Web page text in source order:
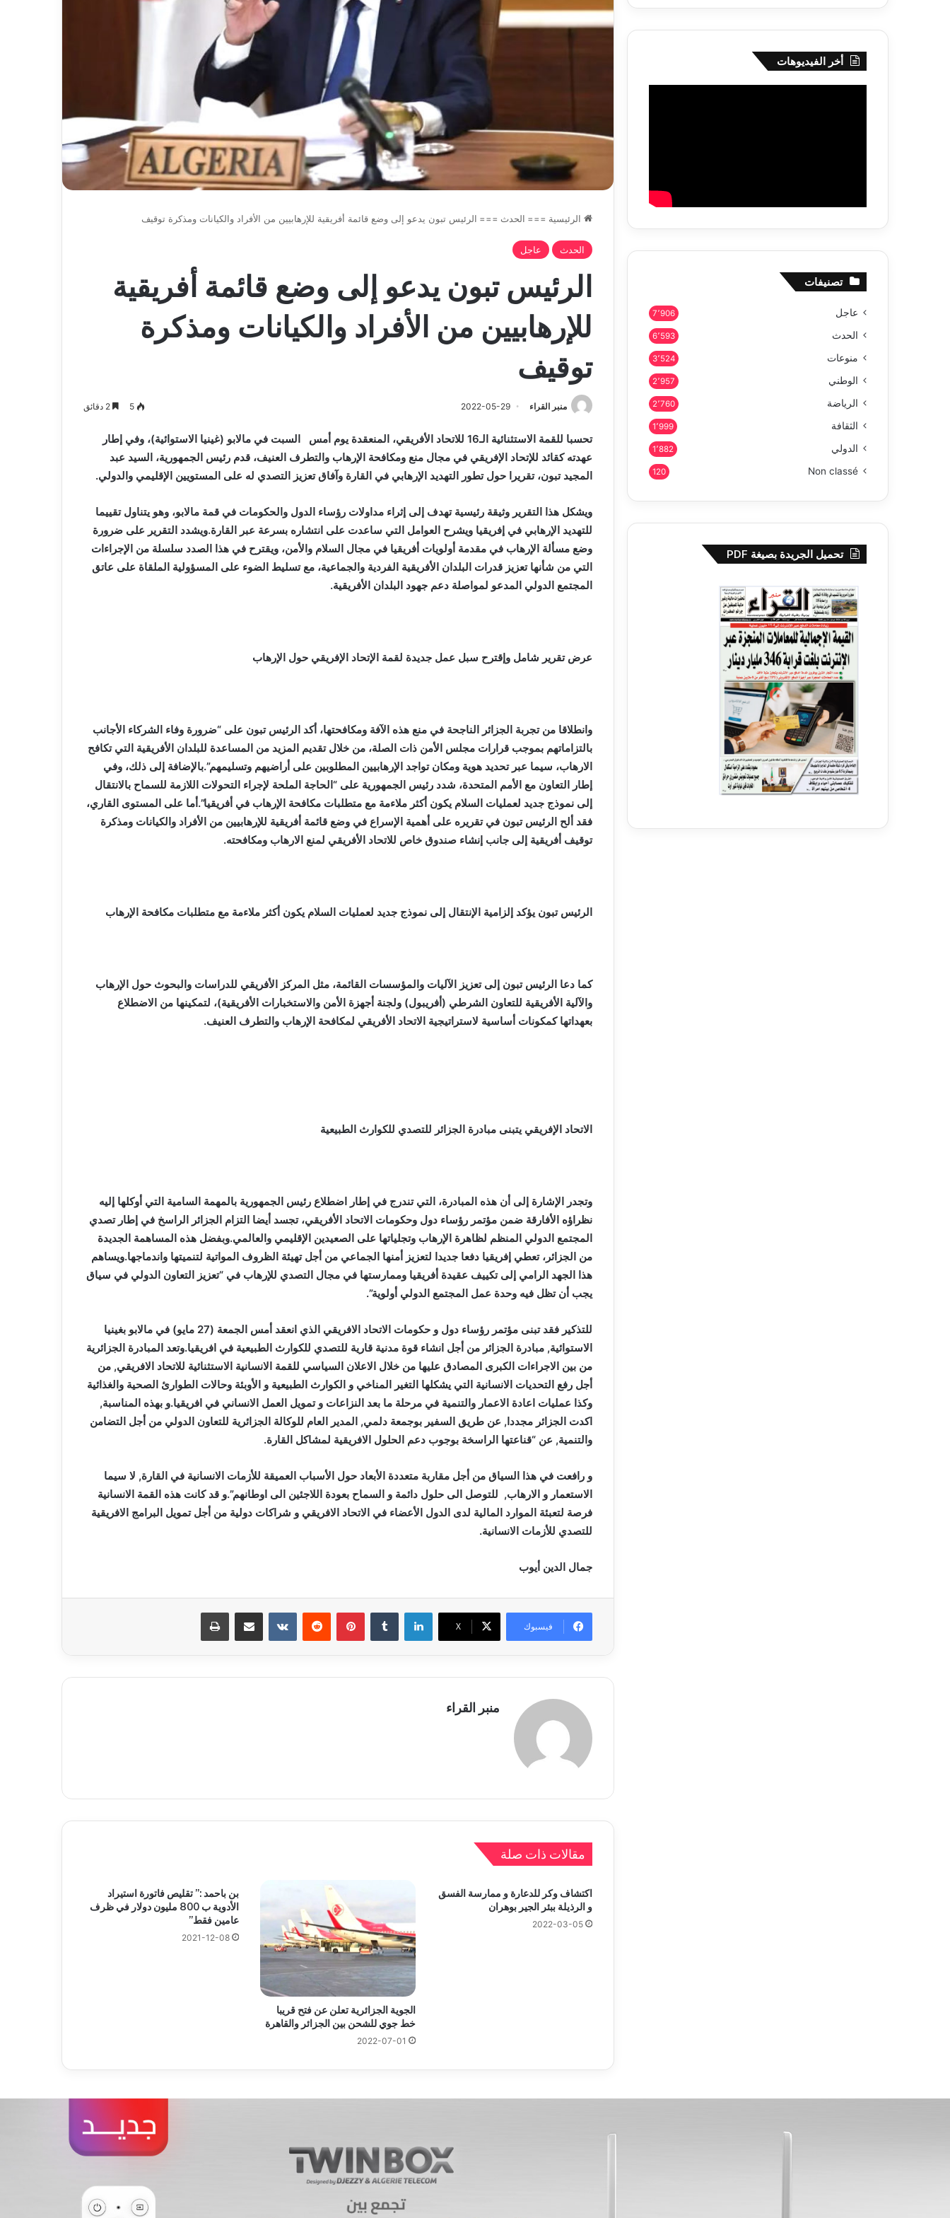
الرئيسية === الحدث === الرئيس تبون يدعو إلى وضع قائمة أفريقية للإرهابيين من الأفراد والكيانات ومذكرة توقيف
الحدث عاجل
الرئيس تبون يدعو إلى وضع قائمة أفريقية
للإرهابيين من الأفراد والكيانات ومذكرة
توقيف
منبر القراء 2022-05-29
5
تحسبا للقمة الاستثنائية الـ16 للاتحاد الأفريقي، المنعقدة يوم أمس السبت في مالابو (غينيا الاستوائية)، وفي إطار
عهدته كقائد للإتحاد الإفريقي في مجال منع ومكافحة الإرهاب والتطرف العنيف، قدم رئيس الجمهورية، السيد عبد
المجيد تبون، تقريرا حول تطور التهديد الإرهابي في القارة وآفاق تعزيز التصدي له على المستويين الإقليمي والدولي.
ويشكل هذا التقرير وثيقة رئيسية تهدف إلى إثراء مداولات رؤساء الدول والحكومات في قمة مالابو، وهو يتناول تقييما
للتهديد الإرهابي في إفريقيا ويشرح العوامل التي ساعدت على انتشاره بسرعة عبر القارة.ويشدد التقرير على ضرورة
وضع مسألة الإرهاب في مقدمة أولويات أفريقيا في مجال السلام والأمن، ويقترح في هذا الصدد سلسلة من الإجراءات
التي من شأنها تعزيز قدرات البلدان الأفريقية الفردية والجماعية، مع تسليط الضوء على المسؤولية الملقاة على عاتق
المجتمع الدولي المدعو لمواصلة دعم جهود البلدان الأفريقية.
عرض تقرير شامل وإقترح سبل عمل جديدة لقمة الإتحاد الإفريقي حول الإرهاب
وانطلاقا من تجربة الجزائر الناجحة في منع هذه الآفة ومكافحتها، أكد الرئيس تبون على “ضرورة وفاء الشركاء الأجانب
بالتزاماتهم بموجب قرارات مجلس الأمن ذات الصلة، من خلال تقديم المزيد من المساعدة للبلدان الأفريقية التي تكافح
الارهاب، سيما عبر تحديد هوية ومكان تواجد الإرهابيين المطلوبين على أراضيهم وتسليمهم”.بالإضافة إلى ذلك، وفي
إطار التعاون مع الأمم المتحدة، شدد رئيس الجمهورية على “الحاجة الملحة لإجراء التحولات اللازمة للسماح بالانتقال
إلى نموذج جديد لعمليات السلام يكون أكثر ملاءمة مع متطلبات مكافحة الإرهاب في أفريقيا”.أما على المستوى القاري،
فقد ألح الرئيس تبون في تقريره على أهمية الإسراع في وضع قائمة أفريقية للإرهابيين من الأفراد والكيانات ومذكرة
توقيف أفريقية إلى جانب إنشاء صندوق خاص للاتحاد الأفريقي لمنع الارهاب ومكافحته.
الرئيس تبون يؤكد إلزامية الإنتقال إلى نموذج جديد لعمليات السلام يكون أكثر ملاءمة مع متطلبات مكافحة الإرهاب
كما دعا الرئيس تبون إلى تعزيز الآليات والمؤسسات القائمة، مثل المركز الأفريقي للدراسات والبحوث حول الإرهاب
والآلية الأفريقية للتعاون الشرطي (أفريبول) ولجنة أجهزة الأمن والاستخبارات الأفريقية)، لتمكينها من الاضطلاع
بعهداتها كمكونات أساسية لاستراتيجية الاتحاد الأفريقي لمكافحة الإرهاب والتطرف العنيف.
الاتحاد الإفريقي يتبنى مبادرة الجزائر للتصدي للكوارث الطبيعية
وتجدر الإشارة إلى أن هذه المبادرة، التي تندرج في إطار اضطلاع رئيس الجمهورية بالمهمة السامية التي أوكلها إليه
نظراؤه الأفارقة ضمن مؤتمر رؤساء دول وحكومات الاتحاد الأفريقي، تجسد أيضا التزام الجزائر الراسخ في إطار تصدي
المجتمع الدولي المنظم لظاهرة الإرهاب وتجلياتها على الصعيدين الإقليمي والعالمي.وبفضل هذه المساهمة الجديدة
من الجزائر، تعطي إفريقيا دفعا جديدا لتعزيز أمنها الجماعي من أجل تهيئة الظروف المواتية لتنميتها واندماجها.ويساهم
هذا الجهد الرامي إلى تكييف عقيدة أفريقيا وممارستها في مجال التصدي للإرهاب في “تعزيز التعاون الدولي في سياق
يجب أن تظل فيه وحدة عمل المجتمع الدولي أولوية”.
للتذكير فقد تبنى مؤتمر رؤساء دول و حكومات الاتحاد الافريقي الذي انعقد أمس الجمعة (27 مايو) في مالابو بغينيا
الاستوائية, مبادرة الجزائر من أجل انشاء قوة مدنية قارية للتصدي للكوارث الطبيعية في افريقيا.وتعد المبادرة الجزائرية
من بين الاجراءات الكبرى المصادق عليها من خلال الاعلان السياسي للقمة الانسانية الاستثنائية للاتحاد الافريقي, من
أجل رفع التحديات الانسانية التي يشكلها التغير المناخي و الكوارث الطبيعية و الأوبئة وحالات الطوارئ الصحية والغذائية
وكذا عمليات اعادة الاعمار والتنمية في مرحلة ما بعد النزاعات و تمويل العمل الانساني في افريقيا.و بهذه المناسبة,
اكدت الجزائر مجددا, عن طريق السفير بوجمعة دلمي, المدير العام للوكالة الجزائرية للتعاون الدولي من أجل التضامن
والتنمية, عن “قناعتها الراسخة بوجوب دعم الحلول الافريقية لمشاكل القارة.
و رافعت في هذا السياق من أجل مقاربة متعددة الأبعاد حول الأسباب العميقة للأزمات الانسانية في القارة, لا سيما
الاستعمار و الارهاب, للتوصل الى حلول دائمة و السماح بعودة اللاجئين الى اوطانهم”.و قد كانت هذه القمة الانسانية
فرصة لتعبئة الموارد المالية لدى الدول الأعضاء في الاتحاد الافريقي و شراكات دولية من أجل تمويل البرامج الافريقية
للتصدي للأزمات الانسانية.
جمال الدين أيوب
فيسبوك X
لينكدإن بينتيريست مشاركة عبر البريد
منبر القراء
مقالات ذات صلة
اكتشاف وكر للدعارة و ممارسة الفسق
و الرذيلة ببئر الجير بوهران
2022-03-05
الجوية الجزائرية تعلن عن فتح قريبا
خط جوي للشحن بين الجزائر والقاهرة
2022-07-01
بن باحمد :” تقليص فاتورة استيراد
الأدوية ب 800 مليون دولار في ظرف
عامين فقط”
2021-12-08
أخر الفيديوهات
تصنيفات
عاجل 7٬906
الحدث 6٬593
منوعات 3٬524
الوطني 2٬957
الرياضة 2٬760
الثقافة 1٬999
الدولي 1٬882
Non classé
120
تحميل الجريدة بصيغة PDF